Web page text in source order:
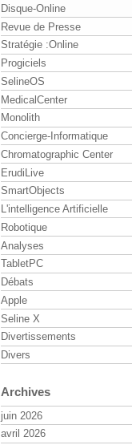
Disque-Online
Revue de Presse
Stratégie :Online
Progiciels
SelineOS
MedicalCenter
Monolith
Concierge-Informatique
Chromatographic Center
ErudiLive
SmartObjects
L'intelligence Artificielle
Robotique
Analyses
TabletPC
Débats
Apple
Seline X
Divertissements
Divers
Archives
juin 2026
avril 2026